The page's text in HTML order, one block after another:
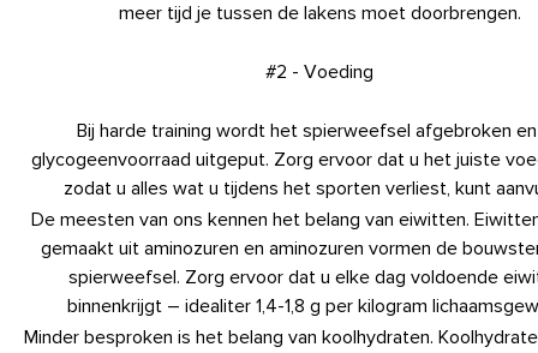
meer tijd je tussen de lakens moet doorbrengen.
#2 - Voeding
Bij harde training wordt het spierweefsel afgebroken
glycogeenvoorraad uitgeput. Zorg ervoor dat u het juiste
zodat u alles wat u tijdens het sporten verliest, kunt
De meesten van ons kennen het belang van eiwitten.
gemaakt uit aminozuren en aminozuren vormen de
spierweefsel. Zorg ervoor dat u elke dag voldoende
binnenkrijgt – idealiter 1,4-1,8 g per kilogram
Minder besproken is het belang van koolhydraten.